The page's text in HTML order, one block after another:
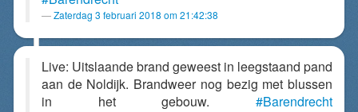
Zaterdag 3 februari 2018 om 21:42:38
Live: Uitslaande brand geweest in leegstaand pand
aan de Noldijk. Brandweer nog bezig met blussen
in het gebouw. #Barendrecht